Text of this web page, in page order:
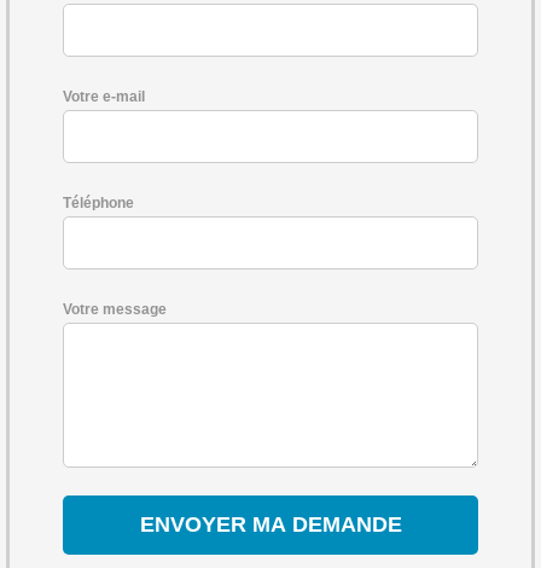
Votre e-mail
Téléphone
Votre message